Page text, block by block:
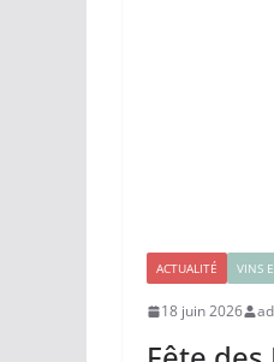
ACTUALITÉ VINS
18 juin 2026